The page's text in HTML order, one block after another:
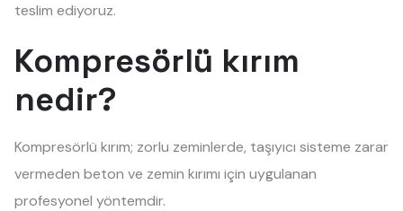
teslim ediyoruz.
Kompresörlü kırım
nedir?
Kompresörlü kırım; zorlu zeminlerde, taşıyıcı sisteme zarar
vermeden beton ve zemin kırımı için uygulanan
profesyonel yöntemdir.